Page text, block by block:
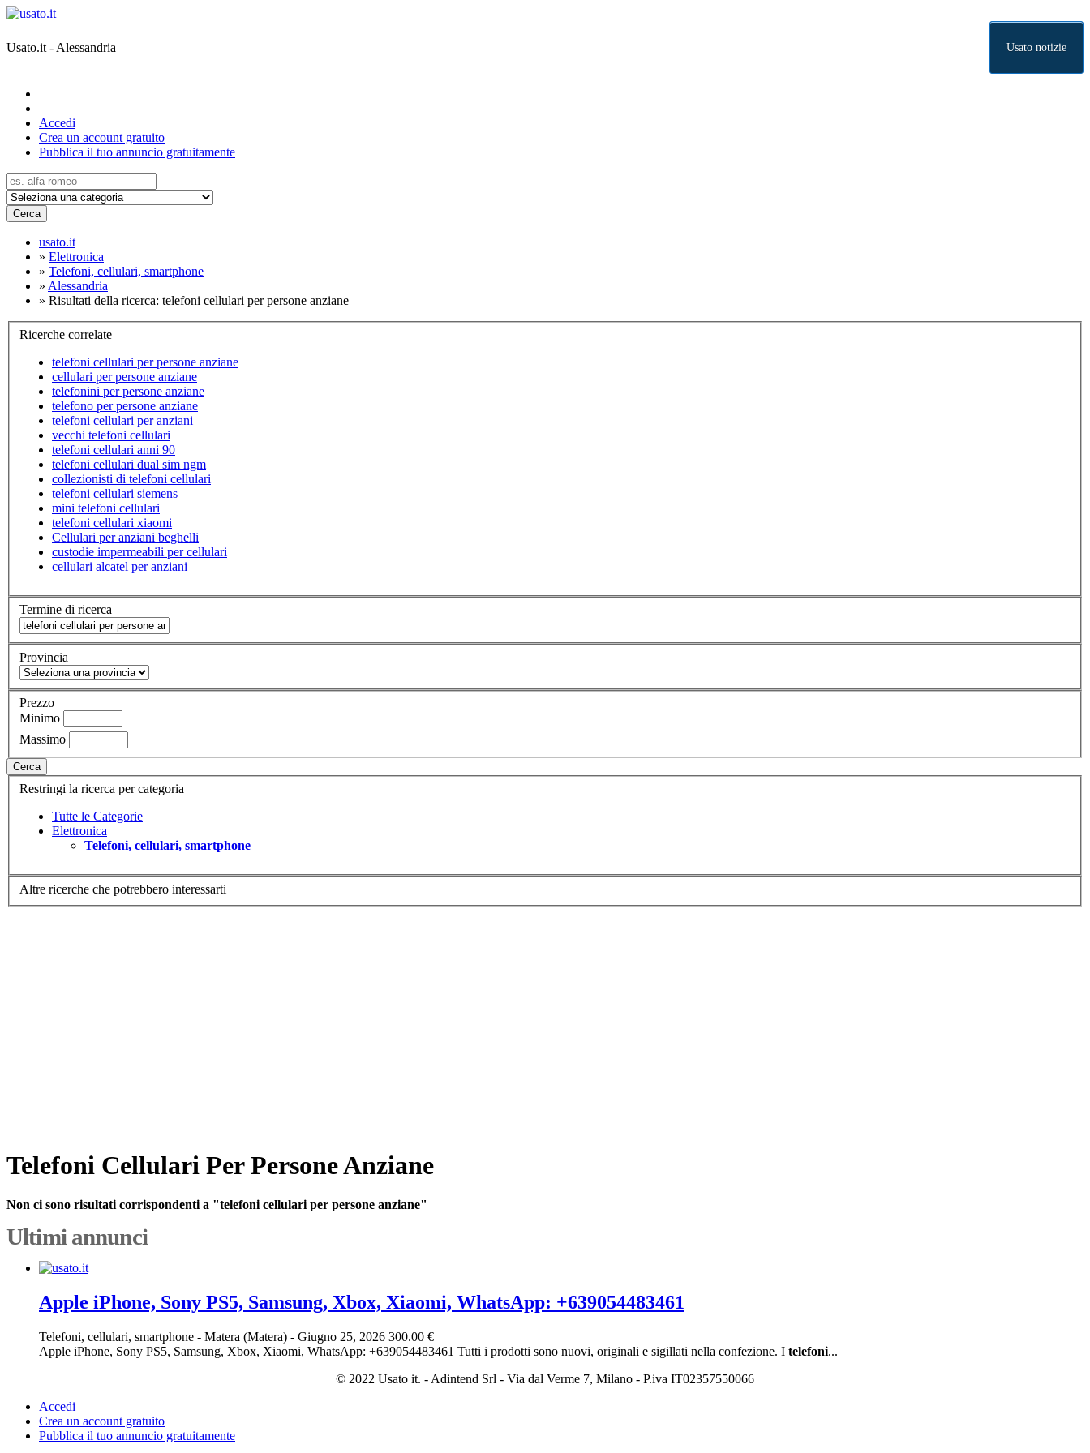
Usato.it - Alessandria Usato notizie
Accedi
Crea un account gratuito
Pubblica il tuo annuncio gratuitamente
Cerca
usato.it
» Elettronica
» Telefoni, cellulari, smartphone
» Alessandria
» Risultati della ricerca: telefoni cellulari per persone anziane
Ricerche correlate
telefoni cellulari per persone anziane
cellulari per persone anziane
telefonini per persone anziane
telefono per persone anziane
telefoni cellulari per anziani
vecchi telefoni cellulari
telefoni cellulari anni 90
telefoni cellulari dual sim ngm
collezionisti di telefoni cellulari
telefoni cellulari siemens
mini telefoni cellulari
telefoni cellulari xiaomi
Cellulari per anziani beghelli
custodie impermeabili per cellulari
cellulari alcatel per anziani
Termine di ricerca
Provincia
Prezzo
Minimo
Massimo
Cerca
Restringi la ricerca per categoria
Tutte le Categorie
Elettronica
Telefoni, cellulari, smartphone
Altre ricerche che potrebbero interessarti
Telefoni Cellulari Per Persone Anziane
Non ci sono risultati corrispondenti a "telefoni cellulari per persone anziane"
Ultimi annunci
Apple iPhone, Sony PS5, Samsung, Xbox, Xiaomi, WhatsApp: +639054483461
Telefoni, cellulari, smartphone - Matera (Matera) - Giugno 25, 2026 300.00 €
Apple iPhone, Sony PS5, Samsung, Xbox, Xiaomi, WhatsApp: +639054483461 Tutti i prodotti sono nuovi, originali e sigillati nella confezione. I telefoni...
© 2022 Usato it. - Adintend Srl - Via dal Verme 7, Milano - P.iva IT02357550066
Accedi
Crea un account gratuito
Pubblica il tuo annuncio gratuitamente